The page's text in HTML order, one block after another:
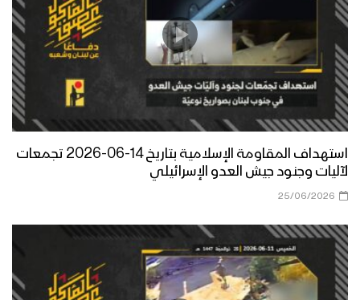
استهداف المقاومة الإسلامية بتاريخ 14-06-2026 تجمعات
لآليات وجنود جيش العدو الإسرائيلي
25/06/2026